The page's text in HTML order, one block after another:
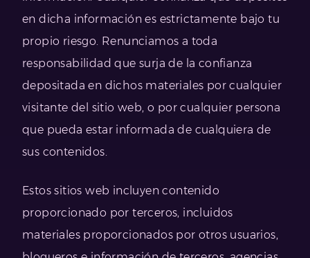
en dicha información es estrictamente bajo tu
propio riesgo. Renunciamos a toda
responsabilidad que surja de la confianza
depositada en dichos materiales por cualquier
visitante del sitio web, o por cualquier persona
que pueda estar informada de cualquiera de
sus contenidos.
Estos sitios web incluyen contenido
proporcionado por terceros, incluidos
materiales proporcionados por otros usuarios,